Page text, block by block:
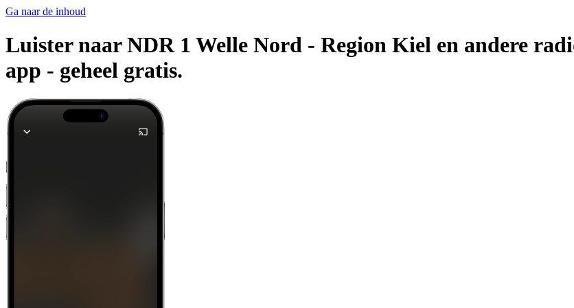
Ga naar de inhoud
Luister naar NDR 1 Welle Nord - Region Kiel en andere
app - geheel gratis.